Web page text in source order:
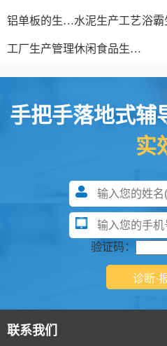
铝单板的生产厂家水泥生产工艺浴霸
工厂生产管理 休闲食品生产线
手把手落地式辅
实
验证码：
联系我们